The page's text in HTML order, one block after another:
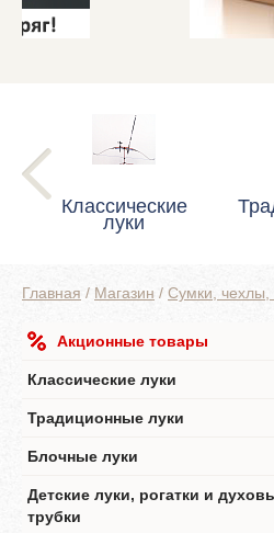
Классические
луки
Главная / Магазин / Сумки, чехлы,
Акционные товары
Классические луки
Традиционные луки
Блочные луки
Детские луки, рогатки и
трубки